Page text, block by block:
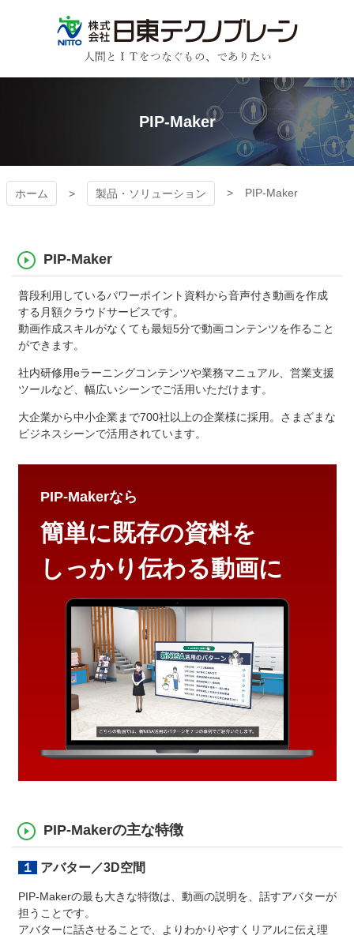
日東テクノブレーン
PIP-Maker
ホーム 製品・ソリューション PIP-Maker
PIP-Maker
普段利用しているパワーポイント資料から音声付き動画を作成
する月額クラウドサービスです。
動画作成スキルがなくても最短5分で動画コンテンツを作ること
ができます。
社内研修用eラーニングコンテンツや業務マニュアル、営業支援
ツールなど、幅広いシーンでご活用いただけます。
大企業から中小企業まで700社以上の企業様に採用。さまざまな
ビジネスシーンで活用されています。
PIP-Makerなら
簡単に既存の資料を
しっかり伝わる動画に
PIP-Makerの主な特徴
１アバター／3D空間
PIP-Makerの最も大きな特徴は、動画の説明を、話すアバターが
担うことです。
アバターに話させることで、よりわかりやすくリアルに伝え理